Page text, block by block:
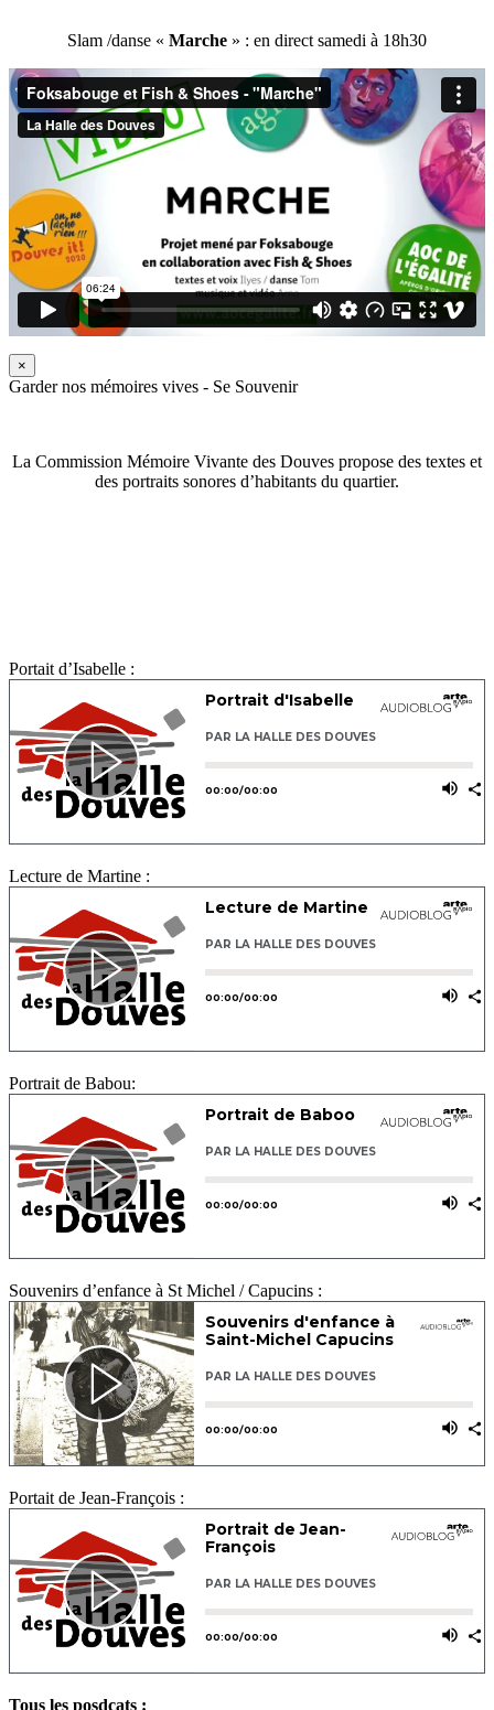
Slam /danse « Marche » : en direct samedi à 18h30
×
Garder nos mémoires vives - Se Souvenir
La Commission Mémoire Vivante des Douves propose des textes et
des portraits sonores d’habitants du quartier.
Portait d’Isabelle :
Lecture de Martine :
Portrait de Babou:
Souvenirs d’enfance à St Michel / Capucins :
Portait de Jean-François :
Tous les posdcats :